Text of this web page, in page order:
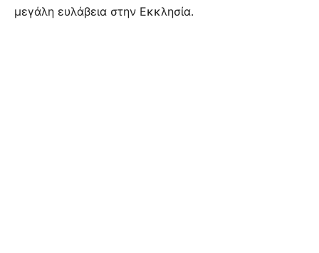
μεγάλη ευλάβεια στην Εκκλησία.